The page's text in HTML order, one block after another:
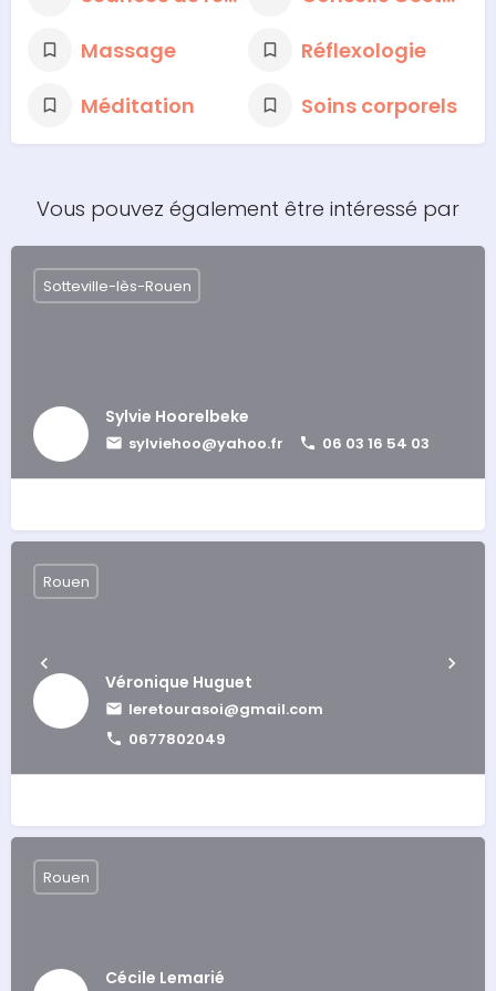
Massage
Réflexologie
Méditation
Soins corporels
Vous pouvez également être intéressé par
Sylvie Hoorelbeke
sylviehoo@yahoo.fr 06 03 16 54 03
Sotteville-lès-Rouen
Véronique Huguet
leretourasoi@gmail.com
0677802049
Rouen
Cécile Lemarié
Rouen